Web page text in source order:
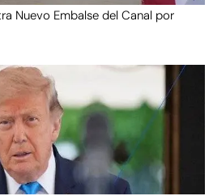
Nuevo Embalse del Canal por